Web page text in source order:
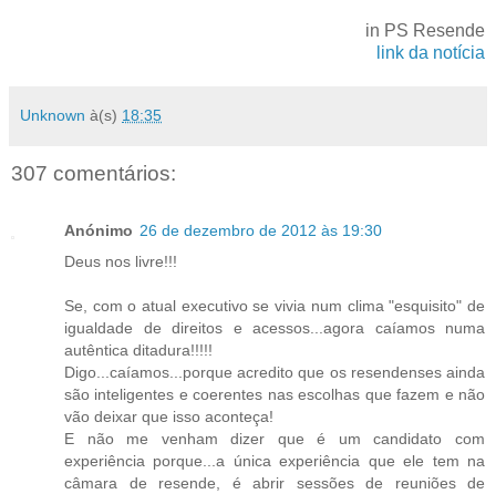
in PS Resende
link da notícia
Unknown à(s) 18:35
307 comentários:
Anónimo 26 de dezembro de 2012 às 19:30
Deus nos livre!!!
Se, com o atual executivo se vivia num clima "esquisito" de
igualdade de direitos e acessos...agora caíamos numa
autêntica ditadura!!!!!
Digo...caíamos...porque acredito que os resendenses ainda
são inteligentes e coerentes nas escolhas que fazem e não
vão deixar que isso aconteça!
E não me venham dizer que é um candidato com
experiência porque...a única experiência que ele tem na
câmara de resende, é abrir sessões de reuniões de